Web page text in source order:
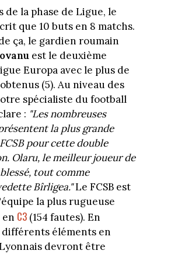
de la phase de Ligue, le
que 10 buts en 8 matchs.
ça, le gardien roumain
est le deuxième
Europa avec le plus de
(5). Au niveau des
spécialiste du football
: "Les nombreuses
la plus grande
pour cette double
Olaru, le meilleur joueur de
tout comme
Bîrligea."Le FCSB est
la plus rugueuse
en C3(154 fautes). En
éléments en
devront être